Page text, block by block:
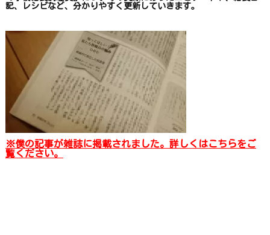
記、レシピなど、 分かりやすく更新していきます。
※僕の記事が雑誌に掲載されました。詳しくはこちらをご
覧ください。